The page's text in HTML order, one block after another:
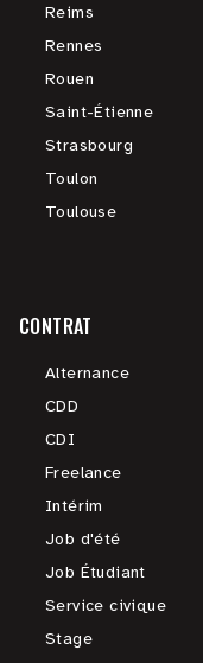
Reims
Rennes
Rouen
Saint-Étienne
Strasbourg
Toulon
Toulouse
CONTRAT
Alternance
CDD
CDI
Freelance
Intérim
Job d'été
Job Étudiant
Service civique
Stage